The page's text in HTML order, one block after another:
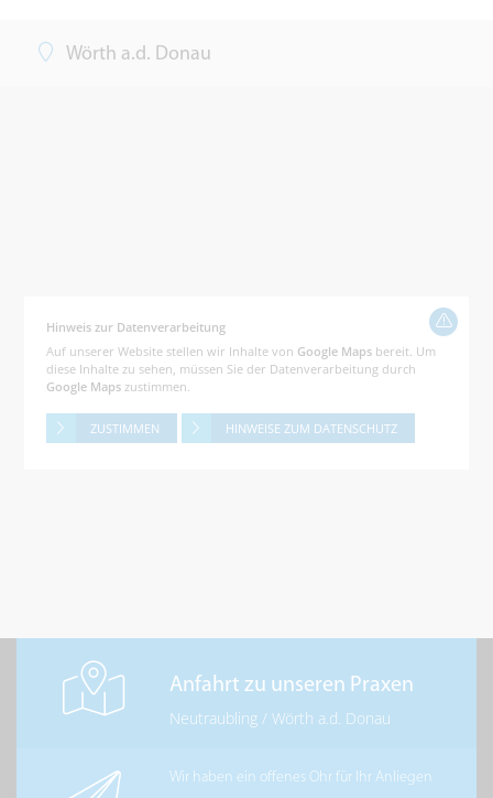
Wörth a.d. Donau
Hinweis zur Datenverarbeitung
Auf unserer Website stellen wir Inhalte von Google Maps bereit. Um
diese Inhalte zu sehen, müssen Sie der Datenverarbeitung durch
Google Maps zustimmen.
ZUSTIMMEN HINWEISE ZUM DATENSCHUTZ
Anfahrt zu unseren Praxen
Neutraubling /Wörth a.d. Donau
Wir haben ein offenes Ohr für Ihr Anliegen